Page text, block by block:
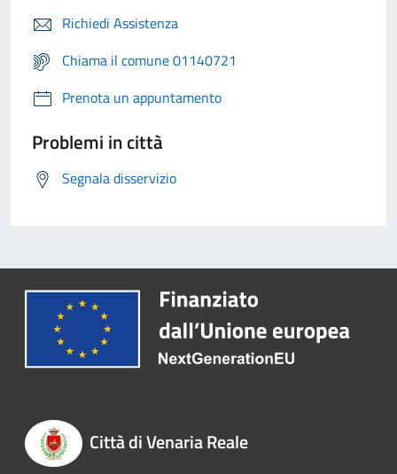
Richiedi Assistenza
Chiama il comune 01140721
Prenota un appuntamento
Problemi in città
Segnala disservizio
Città di Venaria Reale